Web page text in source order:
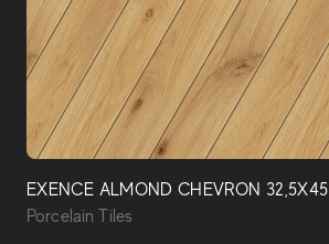
EXENCE ALMOND CHEVRON 32,5X45
Porcelain Tiles